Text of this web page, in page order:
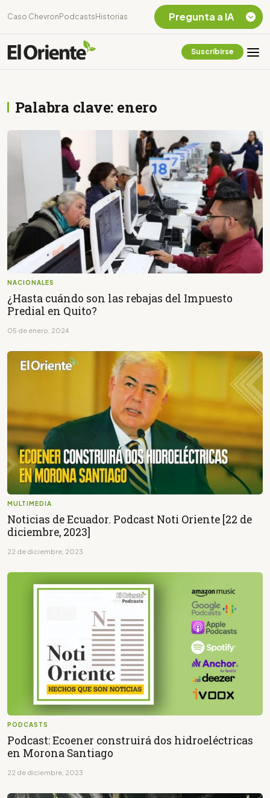
Caso Chevron Podcasts Historias
Suscribirse
Palabra clave: enero
NACIONALES
¿Hasta cuándo son las rebajas del Impuesto
Predial en Quito?
05 de enero, 2024
MULTIMEDIA
Noticias de Ecuador. Podcast Noti Oriente [22 de
diciembre, 2023]
22 de diciembre, 2023
PODCASTS
Podcast: Ecoener construirá dos hidroeléctricas
en Morona Santiago
22 de diciembre, 2023
Pregunta a IA
Amazonia Ecuatoriana
¿En que consiste la
tasa minera que rige en
Ecuador?